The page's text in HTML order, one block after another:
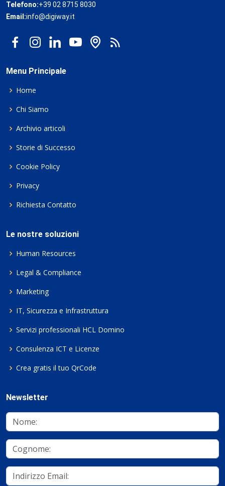
Telefono:+39 02 8715 8030
Email:info@digiway.it
Menu Principale
Home
Chi Siamo
Archivio articoli
Storie di Successo
Cookie Policy
Privacy
Richiesta Contatto
Le nostre soluzioni
Human Resources
Legal & Compliance
Marketing
IT, Sicurezza e Infrastruttura
Servizi professionali HCL Domino
Consulenza ICT e Licenze
Crea gratis il tuo QrCode
Newsletter